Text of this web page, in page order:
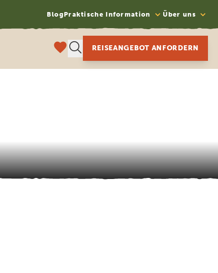
BlogPraktische Information Über uns
REISEANGEBOT ANFORDERN